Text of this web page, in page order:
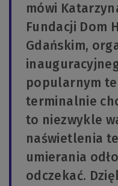
mówi
Fundacji Dom
Gdańskim,
popularnym
terminalnie
to niezwykle
naświetlenia
umierania
odczekać.